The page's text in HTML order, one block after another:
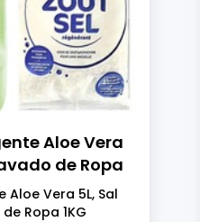
Aloe Vera
de Ropa
Aloe Vera 5L, Sal
Ropa 1KG